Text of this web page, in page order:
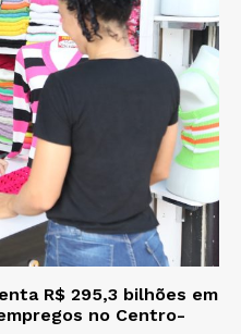
R$ 295,3 bilhões em
no Centro-